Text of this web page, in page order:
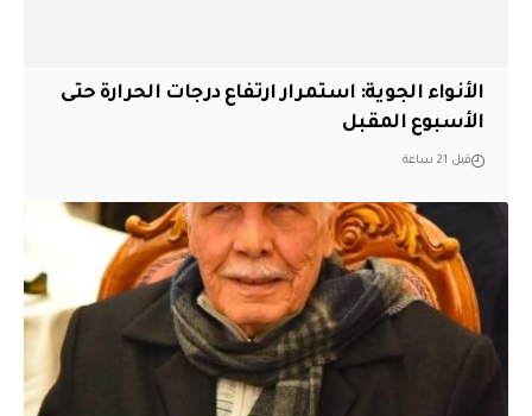
الأنواء الجوية: استمرار ارتفاع درجات الحرارة حتى
الأسبوع المقبل
قبل 21 ساعة